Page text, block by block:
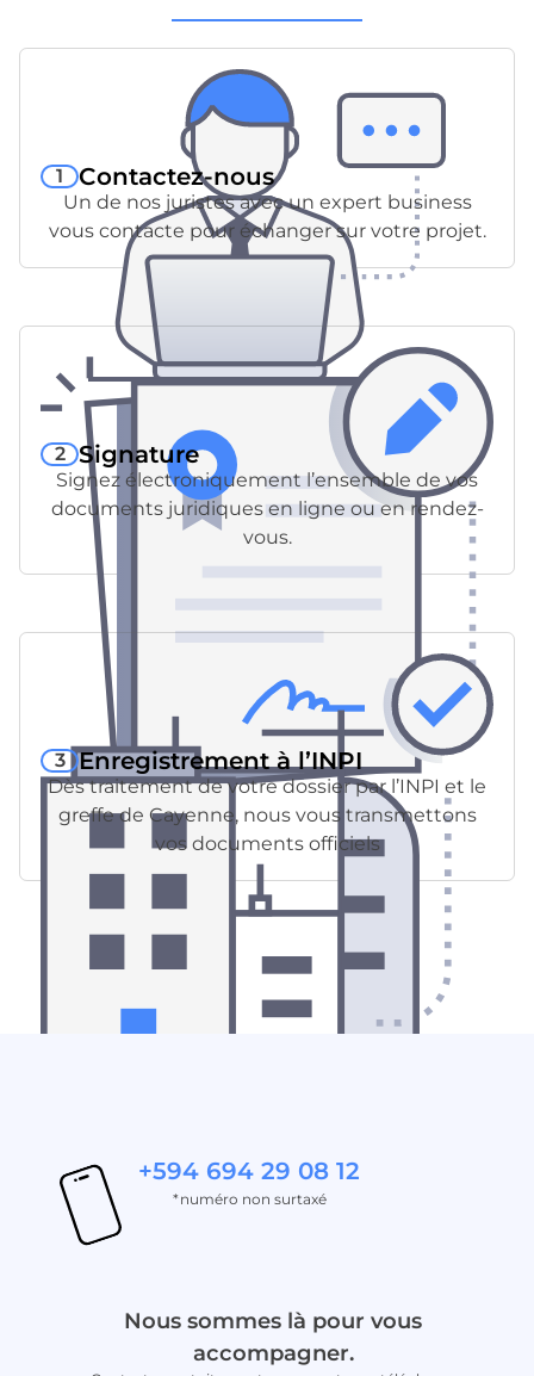
1 Contactez-nous
Un de nos juristes avec un expert business
vous contacte pour échanger sur votre projet.
2 Signature
Signez électroniquement l’ensemble de vos
documents juridiques en ligne ou en rendez-
vous.
3 Enregistrement à l’INPI
Dès traitement de votre dossier par l’INPI et le
greffe de Cayenne, nous vous transmettons
vos documents officiels
+594 694 29 08 12
*numéro non surtaxé
Nous sommes là pour vous
accompagner.